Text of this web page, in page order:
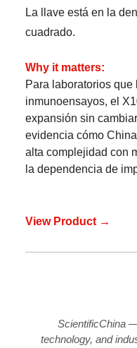
La llave está en la
cuadrado.
Why it matters:
Para laboratorios
inmunoensayos, el
expansión sin
evidencia cómo
alta complejidad con
la dependencia de
View Product →
ScientificChina
technology, and